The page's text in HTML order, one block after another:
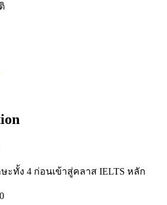
ะทั้ง 4 ก่อนเข้าสู่คลาส IELTS หลัก